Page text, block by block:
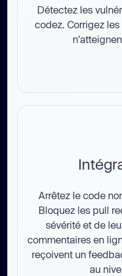
Détectez les
codez. Corrigez
Arrêtez le code
Bloquez les pull
sévérité et de
commentaires en
reçoivent un
au